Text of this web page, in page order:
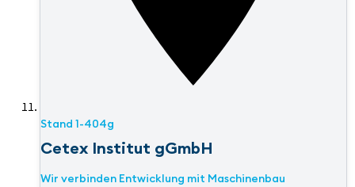
Stand 1-404g
Cetex Institut gGmbH
Wir verbinden Entwicklung mit Maschinenbau